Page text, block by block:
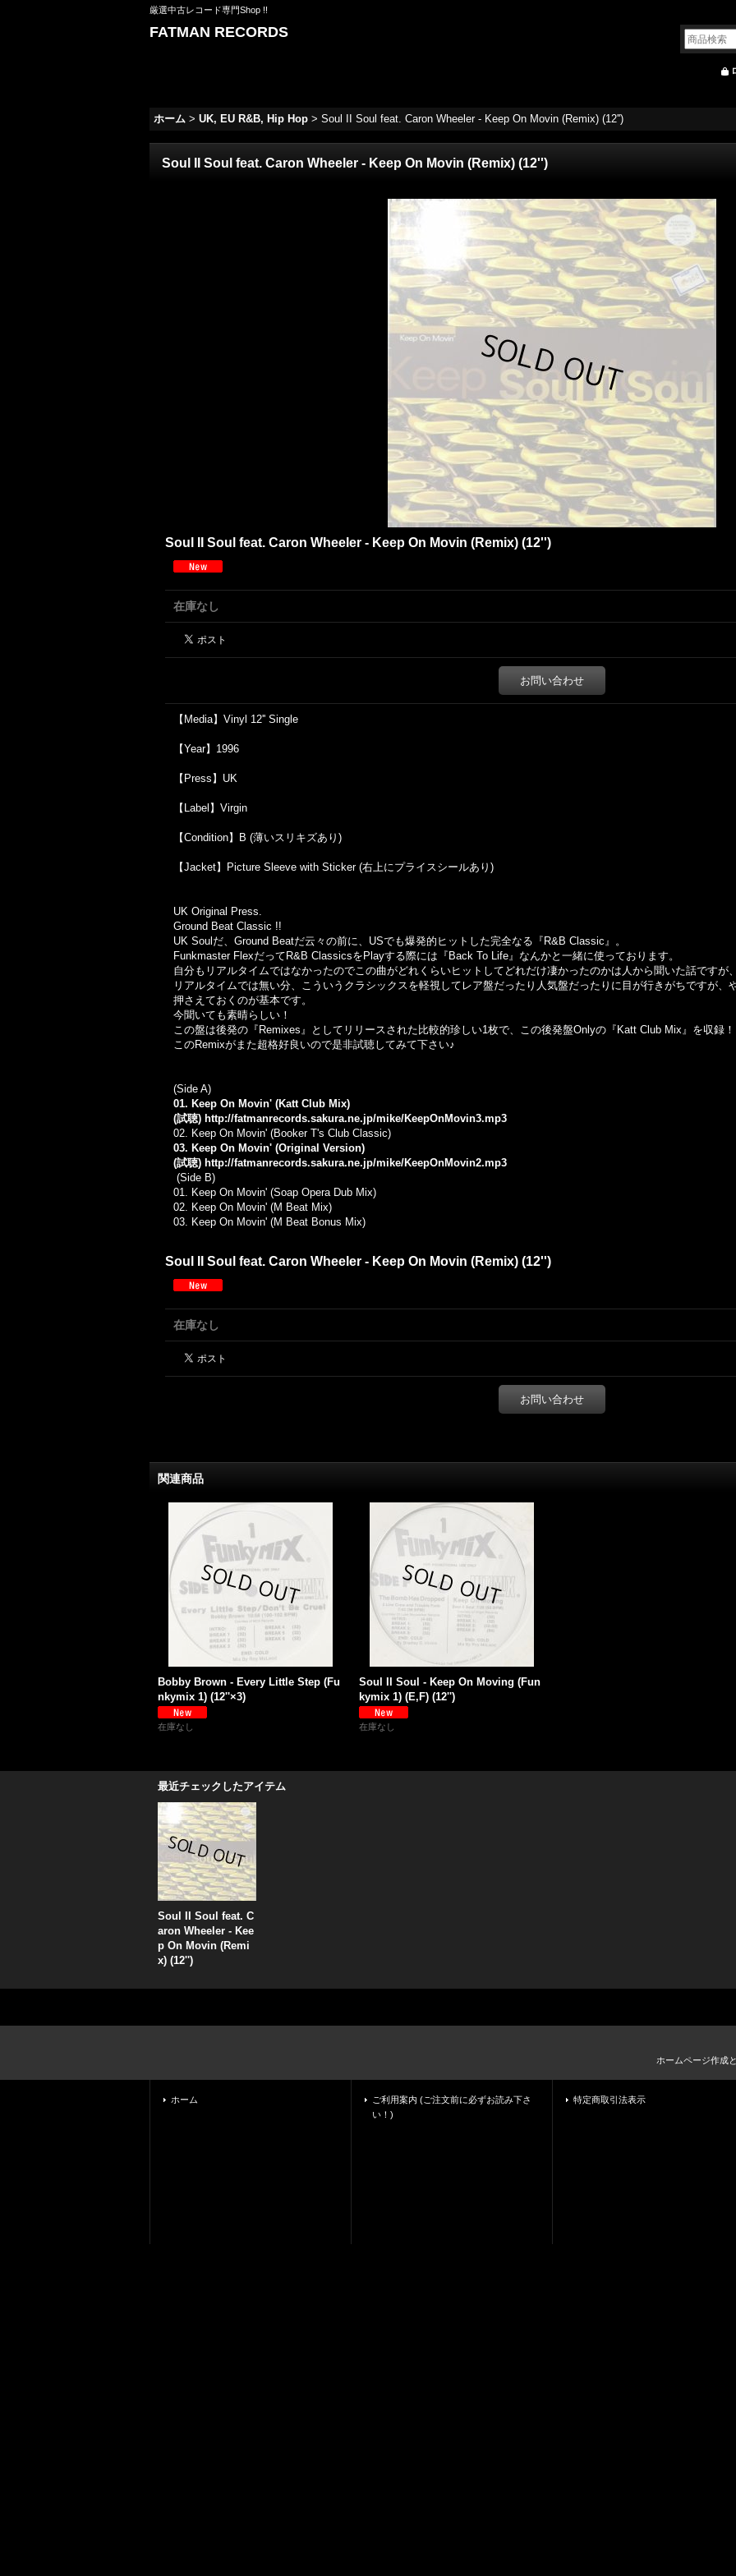
厳選中古レコード専門Shop !!
FATMAN RECORDS
ホーム > UK, EU R&B, Hip Hop > Soul II Soul feat. Caron Wheeler - Keep On Movin (Remix) (12'')
Soul II Soul feat. Caron Wheeler - Keep On Movin (Remix) (12'')
Soul II Soul feat. Caron Wheeler - Keep On Movin (Remix) (12'')
在庫なし
お問い合わせ
【Media】Vinyl 12'' Single
【Year】1996
【Press】UK
【Label】Virgin
【Condition】B (薄いスリキズあり)
【Jacket】Picture Sleeve with Sticker (右上にプライスシールあり)
UK Original Press.
Ground Beat Classic !!
UK Soulだ、Ground Beatだ云々の前に、USでも爆発的ヒットした完全なる『R&B Classic』。
Funkmaster FlexだってR&B ClassicsをPlayする際には『Back To Life』なんかと一緒に使っております。
自分もリアルタイムではなかったのでこの曲がどれくらいヒットしてどれだけ凄かったのかは人から聞いた話ですが
リアルタイムでは無い分、こういうクラシックスを軽視してレア盤だったり人気盤だったりに目が行きがちですが、
押さえておくのが基本です。
今聞いても素晴らしい！
この盤は後発の『Remixes』としてリリースされた比較的珍しい1枚で、この後発盤Onlyの『Katt Club Mix』を収録
このRemixがまた超格好良いので是非試聴してみて下さい♪
(Side A)
01. Keep On Movin' (Katt Club Mix)
(試聴) http://fatmanrecords.sakura.ne.jp/mike/KeepOnMovin3.mp3
02. Keep On Movin' (Booker T's Club Classic)
03. Keep On Movin' (Original Version)
(試聴) http://fatmanrecords.sakura.ne.jp/mike/KeepOnMovin2.mp3
(Side B)
01. Keep On Movin' (Soap Opera Dub Mix)
02. Keep On Movin' (M Beat Mix)
03. Keep On Movin' (M Beat Bonus Mix)
Soul II Soul feat. Caron Wheeler - Keep On Movin (Remix) (12'')
在庫なし
お問い合わせ
関連商品
Bobby Brown - Every Little Step (Fu
nkymix 1) (12''×3)
在庫なし
Soul II Soul - Keep On Moving (Fun
kymix 1) (E,F) (12'')
在庫なし
最近チェックしたアイテム
Soul II Soul feat. C
aron Wheeler - Kee
p On Movin (Remi
x) (12'')
ホームページ作成
ホーム
ご利用案内 (ご注文前に必ずお読み下さ
い！)
特定商取引法表示